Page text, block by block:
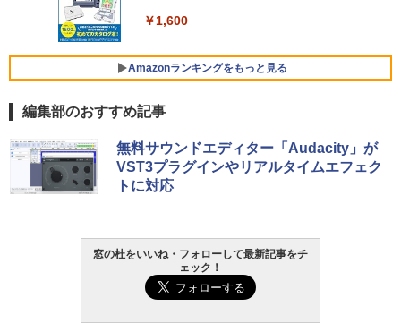
ersonal/Copilotキー搭載/Win 11/15.6型/
Core i5/16GB/SSD 512GB/ホワイト) FM
VWK3E15W_AZ
￥139,880
￥1,600
Amazonランキングをもっと見る
Amazon Kindle - 目に優しい、かさばら
ない、大きな画面で読みやすい、6週間持
続バッテリー、6インチディスプレイ電子
書籍リーダー、マッチャ、16GB、広告な
￥16,980
Kindle Paperwhite シグニチャーエディ
ション (32GB) 7インチディスプレイ、明
編集部のおすすめ記事
無料サウンドエディター「Audacity」が
VST3プラグインやリアルタイムエフェク
トに対応
窓の杜をいいね・フォローして最新記事をチ
ェック！